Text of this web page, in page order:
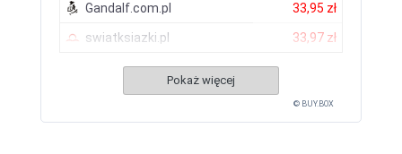
Gandalf.com.pl 33,95 zł
swiatksiazki.pl 33,97 zł
Pokaż więcej
© BUY.BOX